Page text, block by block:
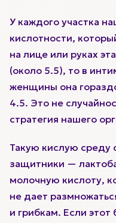
У каждого участка
кислотности,
на лице или руках
(около 5.5), то в
женщины она
4.5. Это не
стратегия нашего
Такую кислую среду
защитники —
молочную кислоту,
не дает
и грибкам. Если этот